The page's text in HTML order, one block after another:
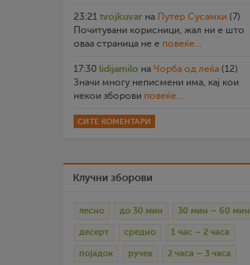
23:21 tvojkuvar на Путер Сусамки (7)
Почитувани корисници, жал ни е што
оваа страница не е повеќе...
17:30 lidijamilo на Чорба од леќа (12)
Значи многу неписмени има, кај кои
некои зборови повеќе...
СИТЕ КОМЕНТАРИ
Клучни зборови
лесно до 30 мин 30 мин – 60 мин
десерт средно 1 час – 2 часа
појадок ручек 2 часа – 3 часа